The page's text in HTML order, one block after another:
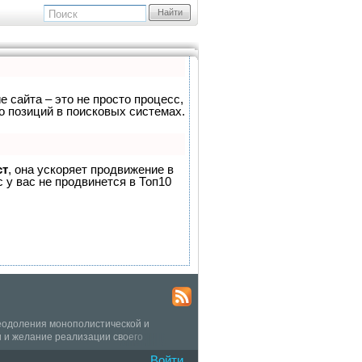
Найти
сайта – это не просто процесс,
в поисковых системах.
, она ускоряет продвижение в
вас не продвинется в Топ10
монополистической и
желание реализации своего